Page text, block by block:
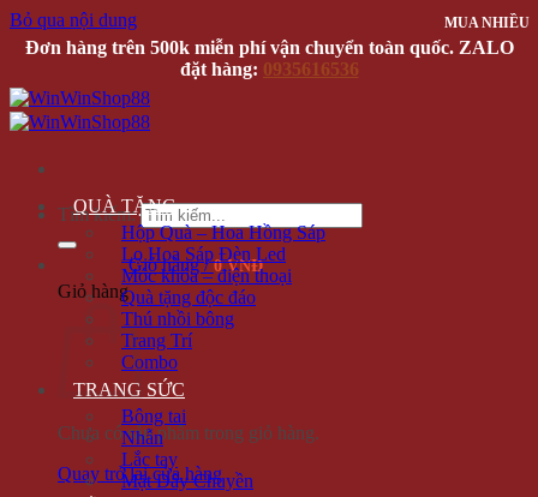
Bỏ qua nội dung
Đơn hàng trên 500k miễn phí vận chuyển toàn quốc. ZALO
đặt hàng: 0935616536
Tìm kiếm:
Giỏ hàng /0 VNĐ
Giỏ hàng
Chưa có sản phẩm trong giỏ hàng.
Quay trở lại cửa hàng
QUÀ TẶNG
Hộp Quà – Hoa Hồng Sáp
Lọ Hoa Sáp Đèn Led
Móc khóa – điện thoại
Quà tặng độc đáo
Thú nhồi bông
Trang Trí
Combo
TRANG SỨC
Bông tai
Nhẫn
Lắc tay
Mặt Dây Chuyền
MUA NHIỀU
MUA NHIỀU
MUA NHIỀU